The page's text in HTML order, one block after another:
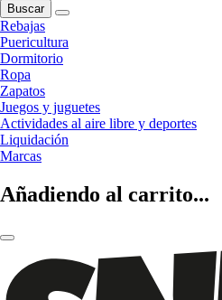
Buscar
Rebajas
Puericultura
Dormitorio
Ropa
Zapatos
Juegos y juguetes
Actividades al aire libre y deportes
Liquidación
Marcas
Añadiendo al carrito...